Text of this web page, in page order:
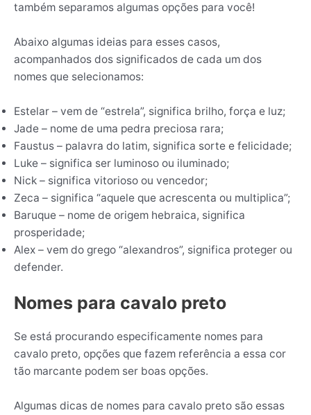
também separamos algumas opções para você!
Abaixo algumas ideias para esses casos,
acompanhados dos significados de cada um dos
nomes que selecionamos:
Estelar – vem de “estrela”, significa brilho, força e luz;
Jade – nome de uma pedra preciosa rara;
Faustus – palavra do latim, significa sorte e felicidade;
Luke – significa ser luminoso ou iluminado;
Nick – significa vitorioso ou vencedor;
Zeca – significa “aquele que acrescenta ou multiplica”;
Baruque – nome de origem hebraica, significa
prosperidade;
Alex – vem do grego “alexandros”, significa proteger ou
defender.
Nomes para cavalo preto
Se está procurando especificamente nomes para
cavalo preto, opções que fazem referência a essa cor
tão marcante podem ser boas opções.
Algumas dicas de nomes para cavalo preto são essas